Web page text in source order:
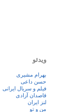
ویدئو
بهرام مشیری
حسن داعی
فيلم و سريال ايرانی
قاصدان آزادی
لنز ایران
من و تو